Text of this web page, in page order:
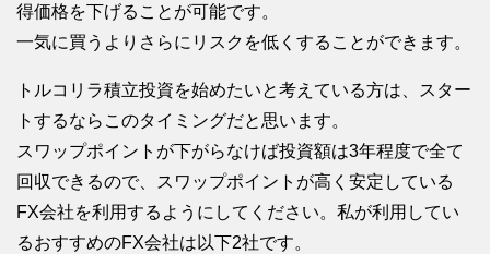
得価格を下げることが可能です。
一気に買うよりさらにリスクを低くすることができます。
トルコリラ積立投資を始めたいと考えている方は、スター
トするならこのタイミングだと思います。
スワップポイントが下がらなけば投資額は3年程度で全て
回収できるので、スワップポイントが高く安定している
FX会社を利用するようにしてください。私が利用してい
るおすすめのFX会社は以下2社です。